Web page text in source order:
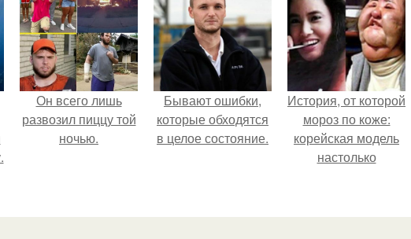
Он всего лишь
развозил пиццу той
ночью.
Бывают ошибки,
которые обходятся
в целое состояние.
История, от которой
мороз по коже:
корейская модель
настолько
вколола себе в